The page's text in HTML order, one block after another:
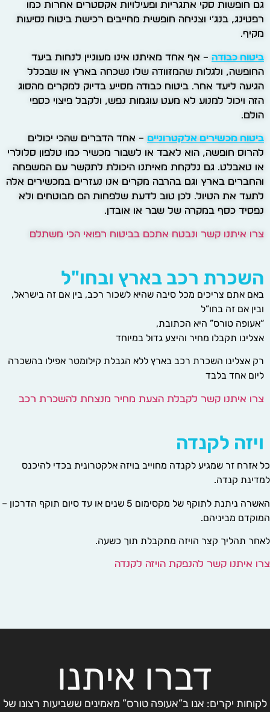
גם חופשות סקי אתגריות ופעילויות אקסטרים אחרות כמו
רפטינג, בנג’י וצניחה חופשית מחייבים רכישת ביטוח נסיעות
מקיף.
ביטוח כבודה – אף אחד מאיתנו אינו מעוניין לנחות ביעד
החופשה, ולגלות שהמזוודה שלו נשכחה בארץ או שבכלל
הגיעה ליעד אחר. ביטוח כבודה מסייע בדיוק למקרים מהסוג
הזה ויכול למנוע לא מעט עוגמות נפש, ולקבל פיצוי כספי
הולם.
ביטוח מכשירים אלקטרוניים – אחד הדברים שהכי יכולים
להרוס חופשה, הוא לאבד או לשבור מכשיר כמו טלפון סלולרי
או טאבלט. גם נלקחת מאיתנו היכולת לתקשר עם המשפחה
והחברים בארץ וגם בהרבה מקרים אנו נעזרים במכשירים אלה
לתעד את הטיול. לכן טוב לדעת שלפחות הם מבוטחים ולא
נפסיד כסף במקרה של שבר או אובדן.
צרו איתנו קשר ונבטח אתכם בביטוח רפואי הכי משתלם
השכרת רכב בארץ ובחו"ל
באם אתם צריכים מכל סיבה שהיא לשכור רכב, בין אם זה בישראל,
ובין אם זה בחו”ל
“אעופה טורס” היא הכתובת,
אצלינו תקבלו מחיר והיצע גדול במיוחד
רק אצלינו השכרת רכב בארץ ללא הגבלת קילומטר אפילו בהשכרה
ליום אחד בלבד
צרו איתנו קשר לקבלת הצעת מחיר מנצחת להשכרת רכב
ויזה לקנדה
כל אזרח זר שמגיע לקנדה מחוייב בויזה אלקטרונית בכדי להיכנס
למדינת קנדה.
האשרה ניתנת לתוקף של מקסימום 5 שנים או עד סיום תוקף הדרכון –
המוקדם מביניהם.
לאחר תהליך קצר הויזה מתקבלת תוך כשעה.
צרו איתנו קשר להנפקת הויזה לקנדה
דברו איתנו
לקוחות יקרים: אנו ב”אעופה טורס” מאמינים ששביעות רצונו של